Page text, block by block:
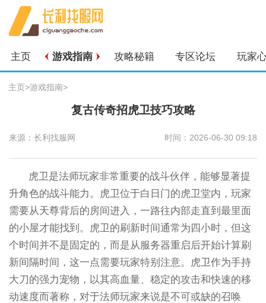
主页 游戏指南 攻略秘籍 专区论坛 玩家
主页>游戏指南>
复古传奇招虎卫技巧攻略
来源：长利找服网 时间：2026-06-30 09:18
虎卫是法师玩家非常重要的战斗伙伴，能够显著提
升角色的战斗能力。虎卫位于白日门的虎卫堂内，玩家
需要从天尊背后的房间进入，一路往内部走直到最里面
的小屋才能找到。虎卫的刷新时间通常为四小时，但这
个时间并不是固定的，而是从服务器重启后开始计算刷
新间隔时间，这一点需要玩家特别注意。虎卫作为手持
大刀的强力宠物，以其高血量、稳定的攻击和快速的移
动速度而著称，对于法师玩家来说是不可或缺的召唤